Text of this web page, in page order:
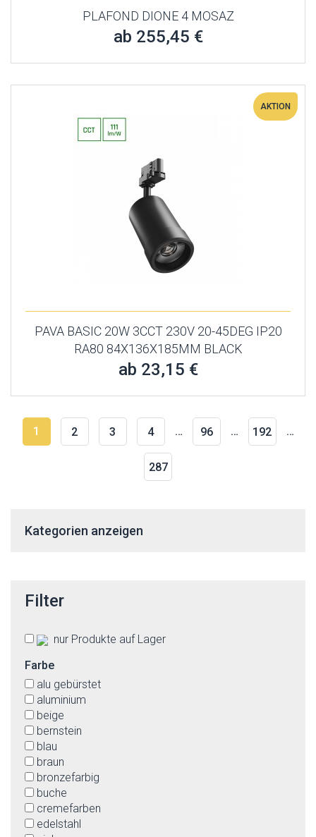
PLAFOND DIONE 4 MOSAZ
ab 255,45 €
AKTION
PAVA BASIC 20W 3CCT 230V 20-45DEG IP20
RA80 84X136X185MM BLACK
ab 23,15 €
1 2 3 4 … 96 … 192 …
287
Kategorien anzeigen
Filter
nur Produkte auf Lager
Farbe
alu gebürstet
aluminium
beige
bernstein
blau
braun
bronzefarbig
buche
cremefarben
edelstahl